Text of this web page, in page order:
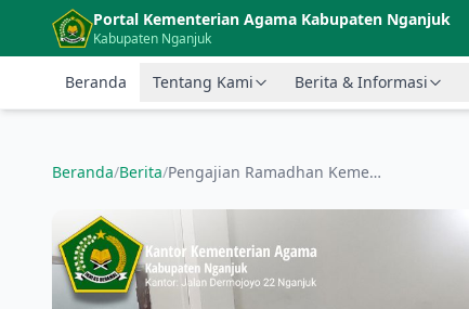
Langsung ke konten utama
Portal Kementerian Agama Kabupaten Nganjuk
Kabupaten Nganjuk
Beranda Tentang Kami Berita & Informasi
Beranda/Berita/ Pengajian Ramadhan Kementerian Agama Kabupaten Nganjuk Kembali Bergulir